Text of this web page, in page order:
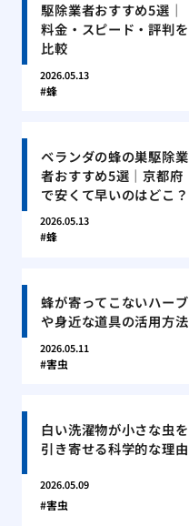
駆除業者おすすめ5選｜
料金・スピード・評判を
比較
2026.05.13
蜂
ベランダの蜂の巣駆除業
者おすすめ5選｜京都府
で安くて早いのはどこ？
2026.05.13
蜂
蜂が寄ってこないハーブ
や身近な道具の活用方法
2026.05.11
害虫
白い洗濯物が小さな虫を
引き寄せる科学的な理由
2026.05.09
害虫